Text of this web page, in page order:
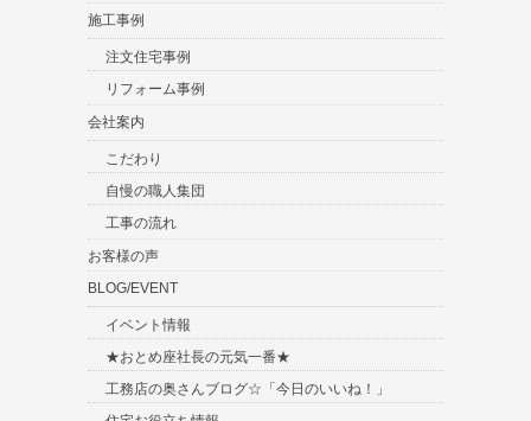
施工事例
注文住宅事例
リフォーム事例
会社案内
こだわり
自慢の職人集団
工事の流れ
お客様の声
BLOG/EVENT
イベント情報
★おとめ座社長の元気一番★
工務店の奥さんブログ☆「今日のいいね！」